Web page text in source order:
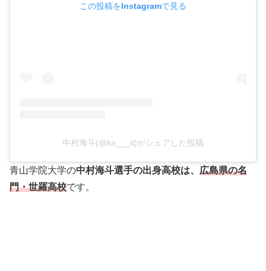
この投稿をInstagramで見る
中村海斗(@ka___it)がシェアした投稿
青山学院大学の中村海斗選手の出身高校は、 広島県の名
門・世羅高校です。